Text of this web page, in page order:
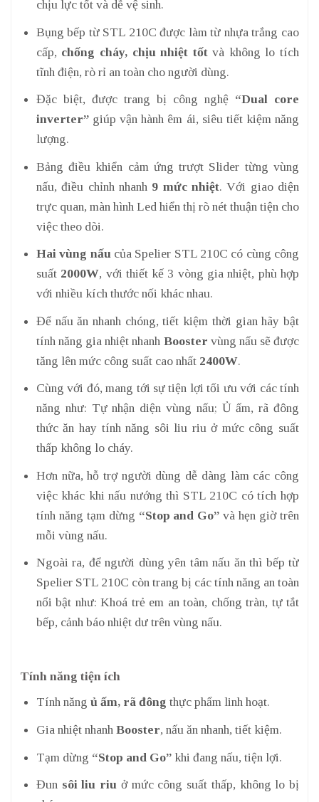
chịu lực tốt và dễ vệ sinh.
Bụng bếp từ STL 210C được làm từ nhựa trắng cao
cấp, chống cháy, chịu nhiệt tốtvà không lo tích
tĩnh điện, rò rỉ an toàn cho người dùng.
Đặc biệt, được trang bị công nghệ “Dual core
inverter”giúp vận hành êm ái, siêu tiết kiệm năng
lượng.
Bảng điều khiển cảm ứng trượt Slider từng vùng
nấu, điều chỉnh nhanh 9 mức nhiệt. Với giao diện
trực quan, màn hình Led hiển thị rõ nét thuận tiện cho
việc theo dõi.
Hai vùng nấucủa Spelier STL 210C có cùng công
suất 2000W, với thiết kế 3 vòng gia nhiệt, phù hợp
với nhiều kích thước nối khác nhau.
Để nấu ăn nhanh chóng, tiết kiệm thời gian hãy bật
tính năng gia nhiệt nhanh Booster vùng nấu sẽ được
tăng lên mức công suất cao nhất 2400W.
Cùng với đó, mang tới sự tiện lợi tối ưu với các tính
năng như: Tự nhận diện vùng nấu; Ủ ấm, rã đông
thức ăn hay tính năng sôi liu riu ở mức công suất
thấp không lo cháy.
Hơn nữa, hỗ trợ người dùng dễ dàng làm các công
việc khác khi nấu nướng thì STL 210C có tích hợp
tính năng tạm dừng “Stop and Go” và hẹn giờ trên
mỗi vùng nấu.
Ngoài ra, để người dùng yên tâm nấu ăn thì bếp từ
Spelier STL 210C còn trang bị các tính năng an toàn
nổi bật như: Khoá trẻ em an toàn, chống tràn, tự tắt
bếp, cảnh báo nhiệt dư trên vùng nấu.
Tính năng tiện ích
Tính năng ủ ấm, rã đông thực phẩm linh hoạt.
Gia nhiệt nhanhBooster, nấu ăn nhanh, tiết kiệm.
Tạm dừng “Stop and Go”khi đang nấu, tiện lợi.
Đun sôi liu riu ở mức công suất thấp, không lo bị